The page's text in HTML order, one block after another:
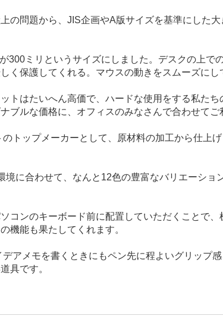
の問題から、JIS企画やA版サイズを基準にした
300ミリというサイズにしました。デスクの上
く保護してくれる。マウスの動きをスムーズに
トはたいへん高価で、ハードな使用をする私た
ブルな価格に、オフィスのみなさんで合わせてご
トップメーカーとして、原材料の加工から仕上
に合わせて、なんと12色の豊富なバリエーシ
コンのキーボード前に配置していただくことで
機能も果たしてくれます。
アメモを書くときにもペン先に程よいグリップ
具です。